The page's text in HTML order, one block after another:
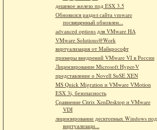
дешевое железо под ESX 3.5
Обновился раздел сайта vmware
посвященный обновлен...
advanced options для VMware HA
VMware Solutions@Work
виртуализация от Майкрософт
примеры внедрений VMware VI в России
Лицензирование Microsoft Hyper-V
представление о Novell SuSE XEN
MS Quick Migration и VMware VMotion
ESX 3i, безопасность
Сравнение Citrix XenDesktop и VMware
VDI
лицензирование десктопных Windows под
виртуализаци...